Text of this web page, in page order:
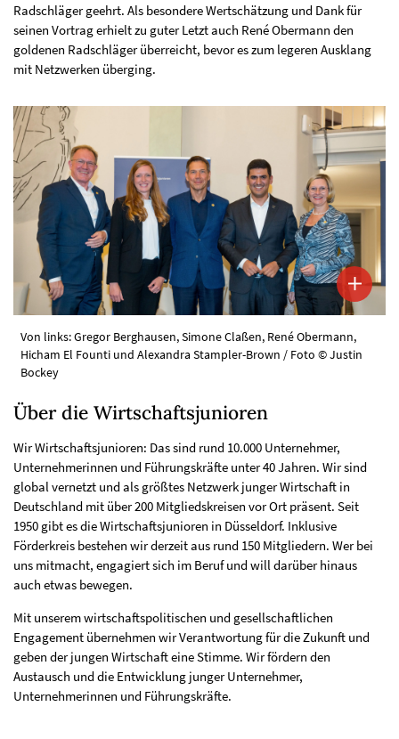
Radschläger geehrt. Als besondere Wertschätzung und Dank für
seinen Vortrag erhielt zu guter Letzt auch René Obermann den
goldenen Radschläger überreicht, bevor es zum legeren Ausklang
mit Netzwerken überging.
Von links: Gregor Berghausen, Simone Claßen, René Obermann,
Hicham El Founti und Alexandra Stampler-Brown / Foto © Justin
Bockey
Über die Wirtschaftsjunioren
Wir Wirtschaftsjunioren: Das sind rund 10.000 Unternehmer,
Unternehmerinnen und Führungskräfte unter 40 Jahren. Wir sind
global vernetzt und als größtes Netzwerk junger Wirtschaft in
Deutschland mit über 200 Mitgliedskreisen vor Ort präsent. Seit
1950 gibt es die Wirtschaftsjunioren in Düsseldorf. Inklusive
Förderkreis bestehen wir derzeit aus rund 150 Mitgliedern. Wer bei
uns mitmacht, engagiert sich im Beruf und will darüber hinaus
auch etwas bewegen.
Mit unserem wirtschaftspolitischen und gesellschaftlichen
Engagement übernehmen wir Verantwortung für die Zukunft und
geben der jungen Wirtschaft eine Stimme. Wir fördern den
Austausch und die Entwicklung junger Unternehmer,
Unternehmerinnen und Führungskräfte.